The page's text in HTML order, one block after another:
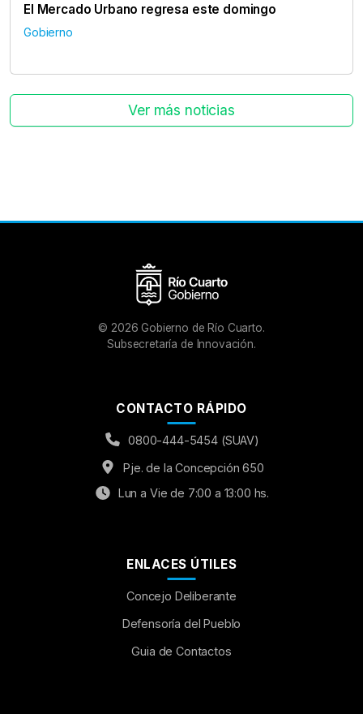
El Mercado Urbano regresa este domingo
Gobierno
Ver más noticias
© 2026 Gobierno de Río Cuarto.
Subsecretaría de Innovación.
CONTACTO RÁPIDO
0800-444-5454 (SUAV)
Pje. de la Concepción 650
Lun a Vie de 7:00 a 13:00 hs.
ENLACES ÚTILES
Concejo Deliberante
Defensoría del Pueblo
Guia de Contactos
Aumentar Fuente
OFF